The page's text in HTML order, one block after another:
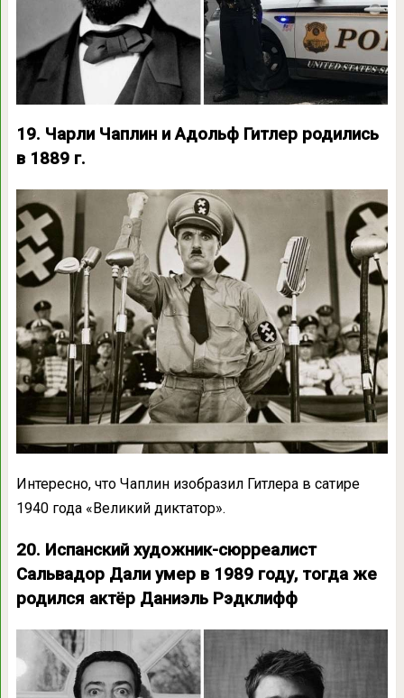
19. Чарли Чаплин и Адольф Гитлер родились
в 1889 г.
Интересно, что Чаплин изобразил Гитлера в сатире
1940 года «Великий диктатор».
20. Испанский художник-сюрреалист
Сальвадор Дали умер в 1989 году, тогда же
родился актёр Даниэль Рэдклифф